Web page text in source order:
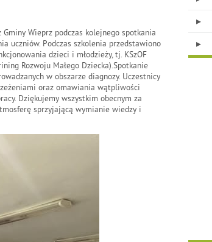
Wieprz podczas kolejnego spotkania
uczniów. Podczas szkolenia przedstawiono
dzieci i młodzieży, tj. KSzOF
Rozwoju Małego Dziecka).Spotkanie
w obszarze diagnozy. Uczestnicy
oraz omawiania wątpliwości
Dziękujemy wszystkim obecnym za
sprzyjającą wymianie wiedzy i